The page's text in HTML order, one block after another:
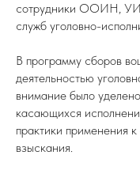
сотрудники ООИН,
служб уголовно-
В программу сборов
деятельностью
внимание было
касающихся
практики применения
взыскания.